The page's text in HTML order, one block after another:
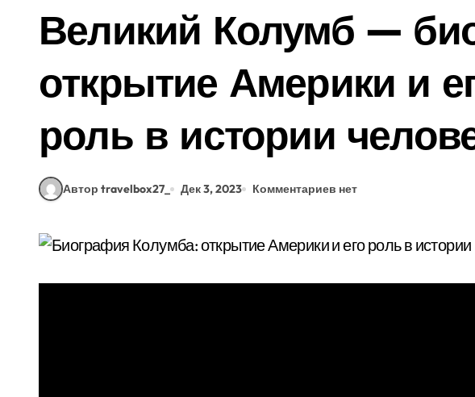
Великий Колумб —
открытие Америки и
роль в истории
Автор travelbox27_ Дек 3, 2023 Комментариев нет